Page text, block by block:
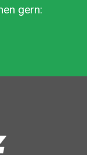
gern: